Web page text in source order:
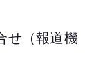
せ（報道機